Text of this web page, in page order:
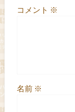
コメント ※
名前 ※